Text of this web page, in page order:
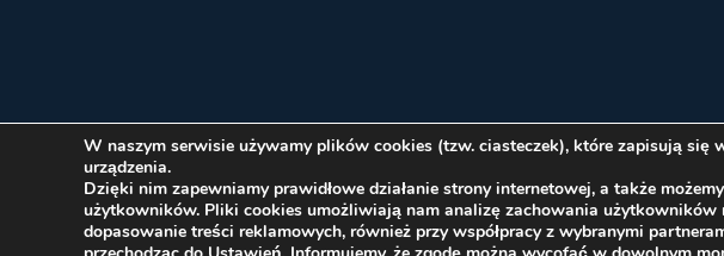
Polityka
© Delta Service sp. z o.o. 2026
W naszym serwisie używamy plików cookies (tzw. ciasteczek), które zapisują się
urządzenia.
Dzięki nim zapewniamy prawidłowe działanie strony internetowej, a także
użytkowników. Pliki cookies umożliwiają nam analizę zachowania użytkowników
dopasowanie treści reklamowych, również przy współpracy z wybranymi